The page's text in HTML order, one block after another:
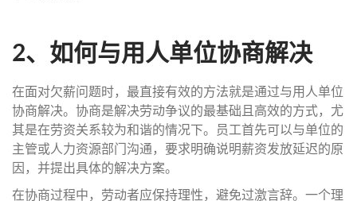
2、如何与用人单位协商解决
在面对欠薪问题时，最直接有效的方法就是通过与用人单位
协商解决。协商是解决劳动争议的最基础且高效的方式，尤
其是在劳资关系较为和谐的情况下。员工首先可以与单位的
主管或人力资源部门沟通，要求明确说明薪资发放延迟的原
因，并提出具体的解决方案。
在协商过程中，劳动者应保持理性，避免过激言辞。一个理